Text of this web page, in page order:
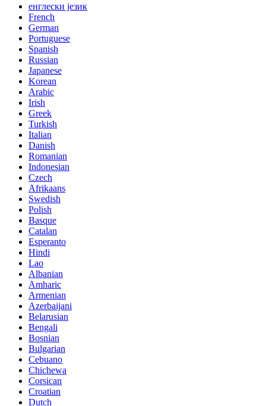
енглески језик
French
German
Portuguese
Spanish
Russian
Japanese
Korean
Arabic
Irish
Greek
Turkish
Italian
Danish
Romanian
Indonesian
Czech
Afrikaans
Swedish
Polish
Basque
Catalan
Esperanto
Hindi
Lao
Albanian
Amharic
Armenian
Azerbaijani
Belarusian
Bengali
Bosnian
Bulgarian
Cebuano
Chichewa
Corsican
Croatian
Dutch